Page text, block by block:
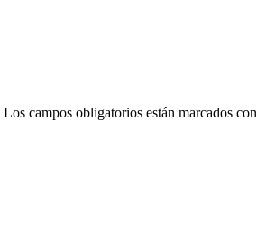
Los campos obligatorios están marcados con